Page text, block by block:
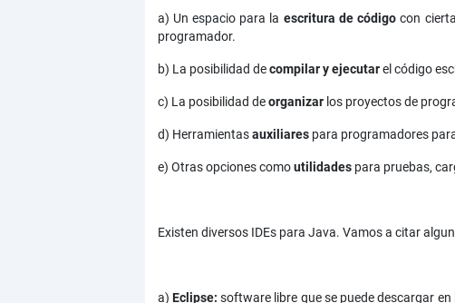
a) Un espacio para la escritura de código con
programador.
b) La posibilidad decompilar y ejecutarel código
c) La posibilidad deorganizarlos proyectos de
d) Herramientasauxiliares para programadores
e) Otras opciones comoutilidades para pruebas,
Existen diversos IDEs para Java. Vamos a citar
a) Eclipse: software libre que se puede descargar en